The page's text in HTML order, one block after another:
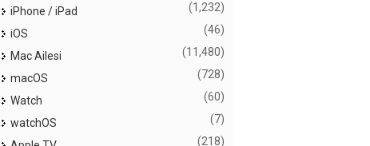
iPhone / iPad
(1,232)
iOS (46)
Mac Ailesi (11,480)
macOS (728)
Watch (60)
watchOS (7)
(218)